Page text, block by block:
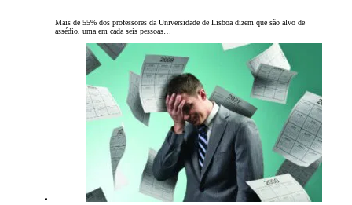
Mais de 55% dos professores da Universidade de Lisboa dizem que são alvo de
assédio, uma em cada seis pessoas…